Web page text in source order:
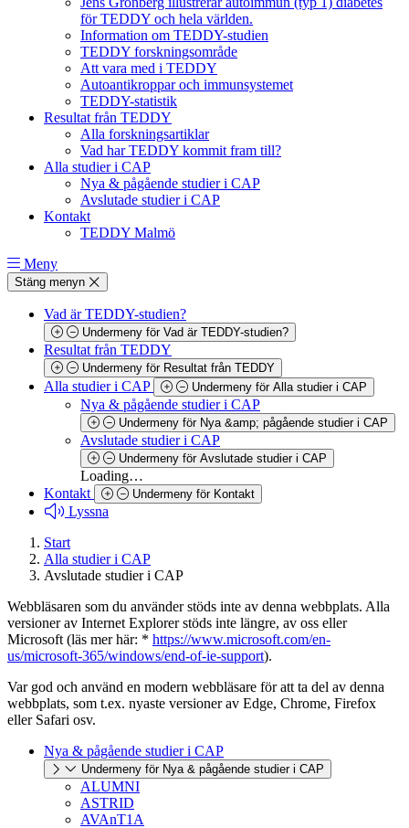
för TEDDY och hela världen.
Information om TEDDY-studien
TEDDY forskningsområde
Att vara med i TEDDY
Autoantikroppar och immunsystemet
TEDDY-statistik
Resultat från TEDDY
Alla forskningsartiklar
Vad har TEDDY kommit fram till?
Alla studier i CAP
Nya & pågående studier i CAP
Avslutade studier i CAP
Kontakt
TEDDY Malmö
Meny
Stäng menyn
Vad är TEDDY-studien?
Undermeny för Vad är TEDDY-studien?
Resultat från TEDDY
Undermeny för Resultat från TEDDY
Alla studier i CAP Undermeny för Alla studier i CAP
Nya & pågående studier i CAP
Undermeny för Nya &amp; pågående studier i CAP
Avslutade studier i CAP
Undermeny för Avslutade studier i CAP
Loading…
Kontakt
Undermeny för Kontakt
Lyssna
Start
Alla studier i CAP
Avslutade studier i CAP
Webbläsaren som du använder stöds inte av denna webbplats. Alla
versioner av Internet Explorer stöds inte längre, av oss eller
Microsoft (läs mer här: * https://www.microsoft.com/en-
us/microsoft-365/windows/end-of-ie-support).
Var god och använd en modern webbläsare för att ta del av denna
webbplats, som t.ex. nyaste versioner av Edge, Chrome, Firefox
eller Safari osv.
Nya & pågående studier i CAP
Undermeny för Nya & pågående studier i CAP
ALUMNI
ASTRID
AVAnT1A